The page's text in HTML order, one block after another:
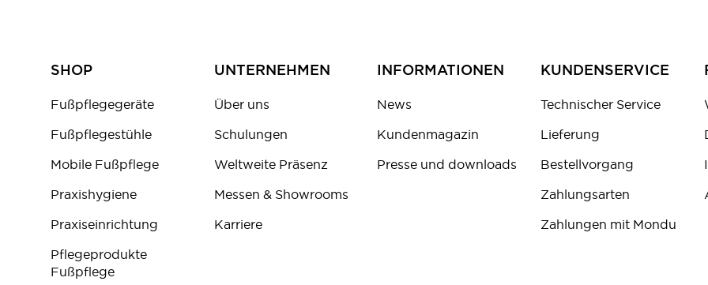
SHOP
Fußpflegegeräte
Fußpflegestühle
Mobile Fußpflege
Praxishygiene
Praxiseinrichtung
Pflegeprodukte
Fußpflege
UNTERNEHMEN
Über uns
Schulungen
Weltweite Präsenz
Messen & Showrooms
Karriere
INFORMATIONEN
News
Kundenmagazin
Presse und downloads
KUNDENSERVICE
Technischer Service
Lieferung
Bestellvorgang
Zahlungsarten
Zahlungen mit Mondu